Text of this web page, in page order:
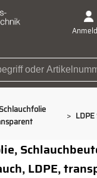
>
LDPE,